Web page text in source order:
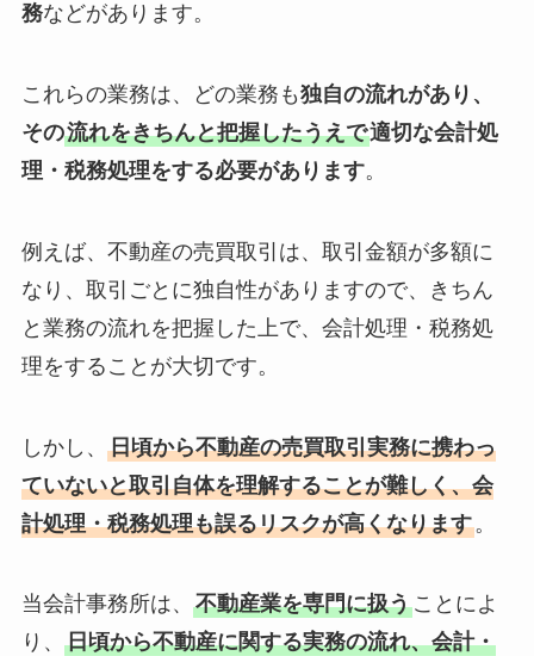
務などがあります。
これらの業務は、どの業務も独自の流れがあり、
その流れをきちんと把握したうえで適切な会計処
理・税務処理をする必要があります。
例えば、不動産の売買取引は、取引金額が多額に
なり、取引ごとに独自性がありますので、きちん
と業務の流れを把握した上で、会計処理・税務処
理をすることが大切です。
しかし、 日頃から不動産の売買取引実務に携わっ
ていないと取引自体を理解することが難しく、会
計処理・税務処理も誤るリスクが高くなります。
当会計事務所は、 不動産業を専門に扱うことによ
り、 日頃から不動産に関する実務の流れ、会計・